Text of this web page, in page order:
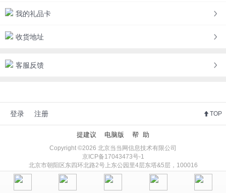
我的礼品卡
收货地址
客服反馈
登录 注册 TOP
提建议 电脑版 帮 助
Copyright ©2026 北京当当网信息技术有限公司
京ICP备17043473号-1
北京市朝阳区东四环北路2号上东公园里4层东塔&5层，100016